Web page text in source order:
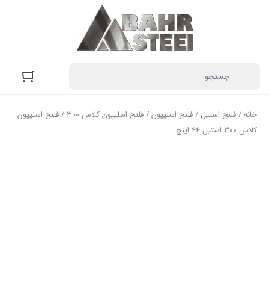
خانه/فلنج استیل /فلنج اسلیپون/فلنج اسلیپون کلاس ۳۰۰
/ فلنج اسلیپون
کلاس ۳۰۰ استیل ۴۴ اینچ